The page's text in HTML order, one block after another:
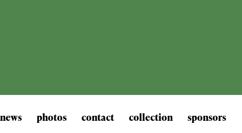
news photos contact collection sponsors